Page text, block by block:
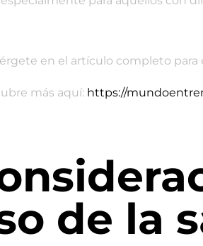
en el artículo completo para
más aquí: https://
de la